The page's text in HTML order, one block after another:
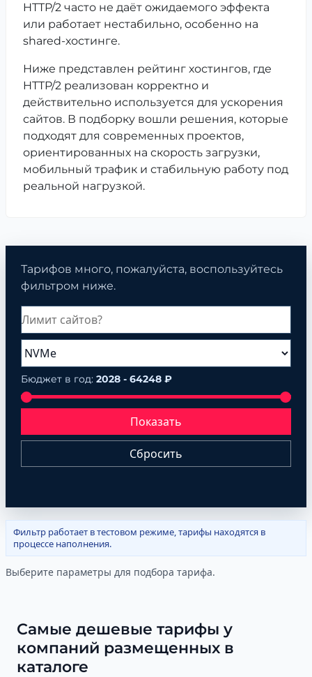
HTTP/2 часто не даёт ожидаемого эффекта
или работает нестабильно, особенно на
shared-хостинге.
Ниже представлен рейтинг хостингов, где
HTTP/2 реализован корректно и
действительно используется для ускорения
сайтов. В подборку вошли решения, которые
подходят для современных проектов,
ориентированных на скорость загрузки,
мобильный трафик и стабильную работу под
реальной нагрузкой.
Тарифов много, пожалуйста, воспользуйтесь
фильтром ниже.
Бюджет в год: 2028 - 64248 ₽
Показать
Сбросить
Фильтр работает в тестовом режиме, тарифы находятся в
процессе наполнения.
Выберите параметры для подбора тарифа.
Самые дешевые тарифы у
компаний размещенных в
каталоге